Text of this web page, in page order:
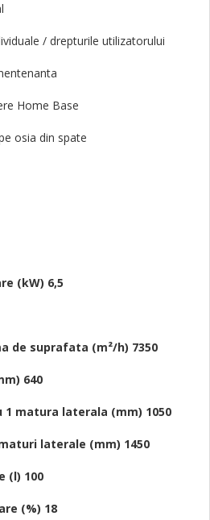
/ drepturile utilizatorului
Home Base
osia din spate
(kW) 6,5
de suprafata (m²/h) 7350
640
1 matura laterala (mm) 1050
laterale (mm) 1450
(l) 100
(%) 18